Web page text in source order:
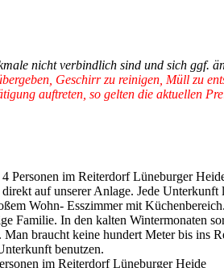
nicht verbindlich sind und sich ggf.
Geschirr zu reinigen, Müll zu
auftreten, so gelten die aktuellen
auf unserer Anlage. Jede
Wohn- Esszimmer mit
Familie. In den kalten Wintermonaten
braucht keine hundert Meter bis ins
benutzen.